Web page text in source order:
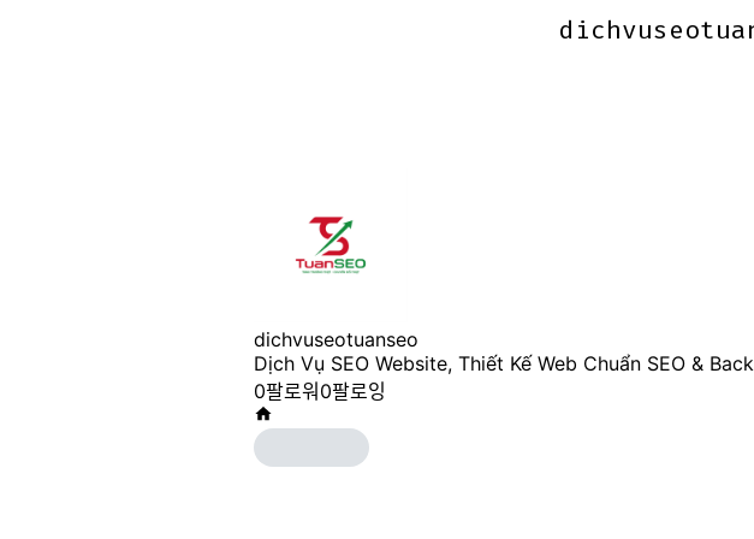
dichvuseotuanseo
Dịch Vụ SEO Website, Thiết Kế Web Chuẩn SEO &
0팔로워 0팔로잉